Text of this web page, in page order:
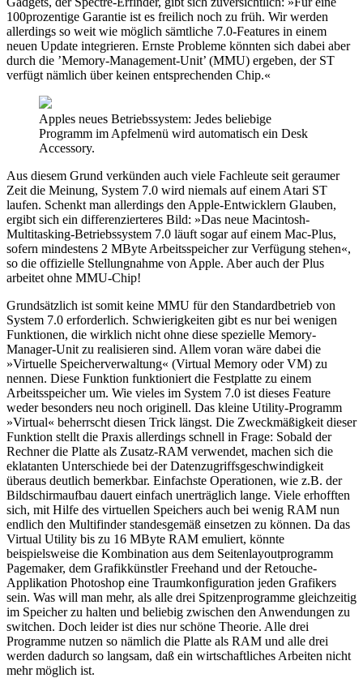
100prozentige Garantie ist es freilich noch zu früh. Wir werden
allerdings so weit wie möglich sämtliche 7.0-Features in einem
neuen Update integrieren. Ernste Probleme könnten sich dabei aber
durch die ’Memory-Management-Unit’ (MMU) ergeben, der ST
verfügt nämlich über keinen entsprechenden Chip.«
Apples neues Betriebssystem: Jedes beliebige
Programm im Apfelmenü wird automatisch ein Desk
Accessory.
Aus diesem Grund verkünden auch viele Fachleute seit geraumer
Zeit die Meinung, System 7.0 wird niemals auf einem Atari ST
laufen. Schenkt man allerdings den Apple-Entwicklern Glauben,
ergibt sich ein differenzierteres Bild: »Das neue Macintosh-
Multitasking-Betriebssystem 7.0 läuft sogar auf einem Mac-Plus,
sofern mindestens 2 MByte Arbeitsspeicher zur Verfügung stehen«,
so die offizielle Stellungnahme von Apple. Aber auch der Plus
arbeitet ohne MMU-Chip!
Grundsätzlich ist somit keine MMU für den Standardbetrieb von
System 7.0 erforderlich. Schwierigkeiten gibt es nur bei wenigen
Funktionen, die wirklich nicht ohne diese spezielle Memory-
Manager-Unit zu realisieren sind. Allem voran wäre dabei die
»Virtuelle Speicherverwaltung« (Virtual Memory oder VM) zu
nennen. Diese Funktion funktioniert die Festplatte zu einem
Arbeitsspeicher um. Wie vieles im System 7.0 ist dieses Feature
weder besonders neu noch originell. Das kleine Utility-Programm
»Virtual« beherrscht diesen Trick längst. Die Zweckmäßigkeit dieser
Funktion stellt die Praxis allerdings schnell in Frage: Sobald der
Rechner die Platte als Zusatz-RAM verwendet, machen sich die
eklatanten Unterschiede bei der Datenzugriffsgeschwindigkeit
überaus deutlich bemerkbar. Einfachste Operationen, wie z.B. der
Bildschirmaufbau dauert einfach unerträglich lange. Viele erhofften
sich, mit Hilfe des virtuellen Speichers auch bei wenig RAM nun
endlich den Multifinder standesgemäß einsetzen zu können. Da das
Virtual Utility bis zu 16 MByte RAM emuliert, könnte
beispielsweise die Kombination aus dem Seitenlayoutprogramm
Pagemaker, dem Grafikkünstler Freehand und der Retouche-
Applikation Photoshop eine Traumkonfiguration jeden Grafikers
sein. Was will man mehr, als alle drei Spitzenprogramme gleichzeitig
im Speicher zu halten und beliebig zwischen den Anwendungen zu
switchen. Doch leider ist dies nur schöne Theorie. Alle drei
Programme nutzen so nämlich die Platte als RAM und alle drei
werden dadurch so langsam, daß ein wirtschaftliches Arbeiten nicht
mehr möglich ist.